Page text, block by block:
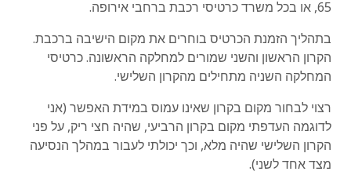
65, או בכל משרד כרטיסי רכבת ברחבי אירופה.
בתהליך הזמנת הכרטיס בוחרים את מקום הישיבה ברכבת.
הקרון הראשון והשני שמורים למחלקה הראשונה. כרטיסי
המחלקה השניה מתחילים מהקרון השלישי.
רצוי לבחור מקום בקרון שאינו עמוס במידת האפשר (אני
לדוגמה העדפתי מקום בקרון הרביעי, שהיה חצי ריק, על פני
הקרון השלישי שהיה מלא, וכך יכולתי לעבור במהלך הנסיעה
מצד אחד לשני).